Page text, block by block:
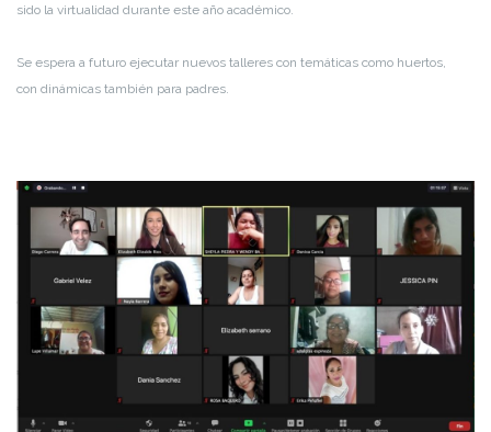
sido la virtualidad durante este año académico.
Se espera a futuro ejecutar nuevos talleres con temáticas como huertos,
con dinámicas también para padres.